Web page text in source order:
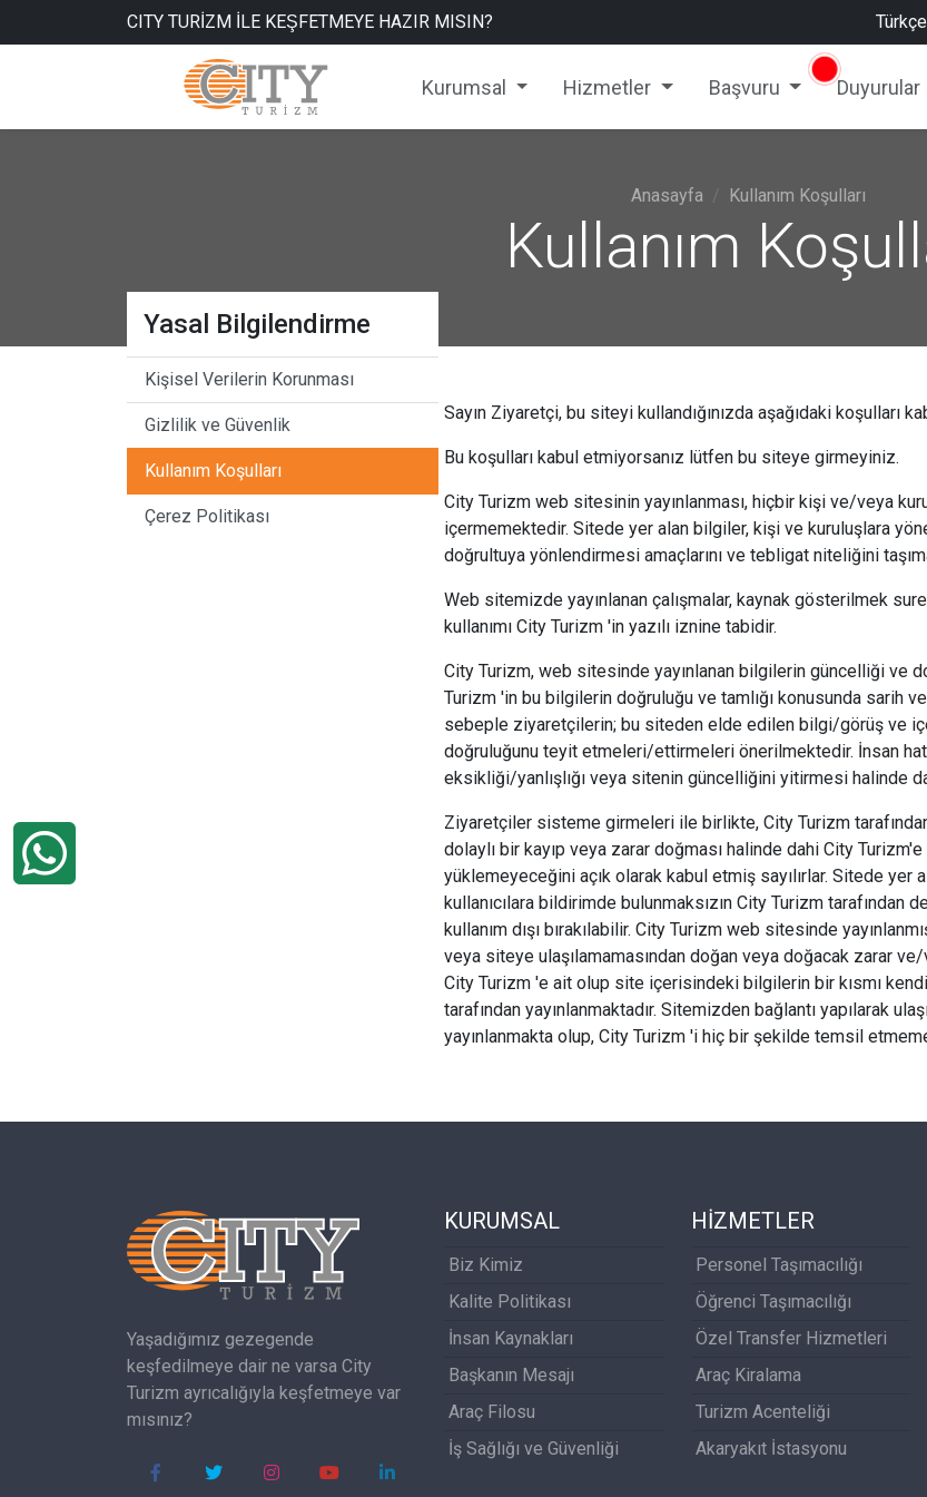
CITY TURİZM İLE KEŞFETMEYE HAZIR MISIN? Türkçe
Kurumsal Hizmetler Başvuru Duyurular
Anasayfa Kullanım Koşulları
Kullanım
Yasal Bilgilendirme
Kişisel Verilerin Korunması
Gizlilik ve Güvenlik
Kullanım Koşulları
Çerez Politikası
Sayın Ziyaretçi, bu siteyi kullandığınızda aşağıdaki koşulları
Bu koşulları kabul etmiyorsanız lütfen bu siteye girmeyiniz.
City Turizm web sitesinin yayınlanması, hiçbir kişi ve/veya
içermemektedir. Sitede yer alan bilgiler, kişi ve kuruluşlara
doğrultuya yönlendirmesi amaçlarını ve tebligat niteliğini
Web sitemizde yayınlanan çalışmalar, kaynak gösterilmek
kullanımı City Turizm 'in yazılı iznine tabidir.
City Turizm, web sitesinde yayınlanan bilgilerin güncelliği ve
Turizm 'in bu bilgilerin doğruluğu ve tamlığı konusunda sarih
sebeple ziyaretçilerin; bu siteden elde edilen bilgi/görüş ve
doğruluğunu teyit etmeleri/ettirmeleri önerilmektedir. İnsan
eksikliği/yanlışlığı veya sitenin güncelliğini yitirmesi halinde
Ziyaretçiler sisteme girmeleri ile birlikte, City Turizm
dolaylı bir kayıp veya zarar doğması halinde dahi City
yüklemeyeceğini açık olarak kabul etmiş sayılırlar. Sitede
kullanıcılara bildirimde bulunmaksızın City Turizm
kullanım dışı bırakılabilir. City Turizm web sitesinde
veya siteye ulaşılamamasından doğan veya doğacak zarar
City Turizm 'e ait olup site içerisindeki bilgilerin bir kısmı
tarafından yayınlanmaktadır. Sitemizden bağlantı yapılarak
yayınlanmakta olup, City Turizm 'i hiç bir şekilde temsil
Yaşadığımız gezegende
keşfedilmeye dair ne varsa City
Turizm ayrıcalığıyla keşfetmeye var
mısınız?
KURUMSAL
Biz Kimiz
Kalite Politikası
İnsan Kaynakları
Başkanın Mesajı
Araç Filosu
İş Sağlığı ve Güvenliği
HİZMETLER
Personel Taşımacılığı
Öğrenci Taşımacılığı
Özel Transfer Hizmetleri
Araç Kiralama
Turizm Acenteliği
Akaryakıt İstasyonu